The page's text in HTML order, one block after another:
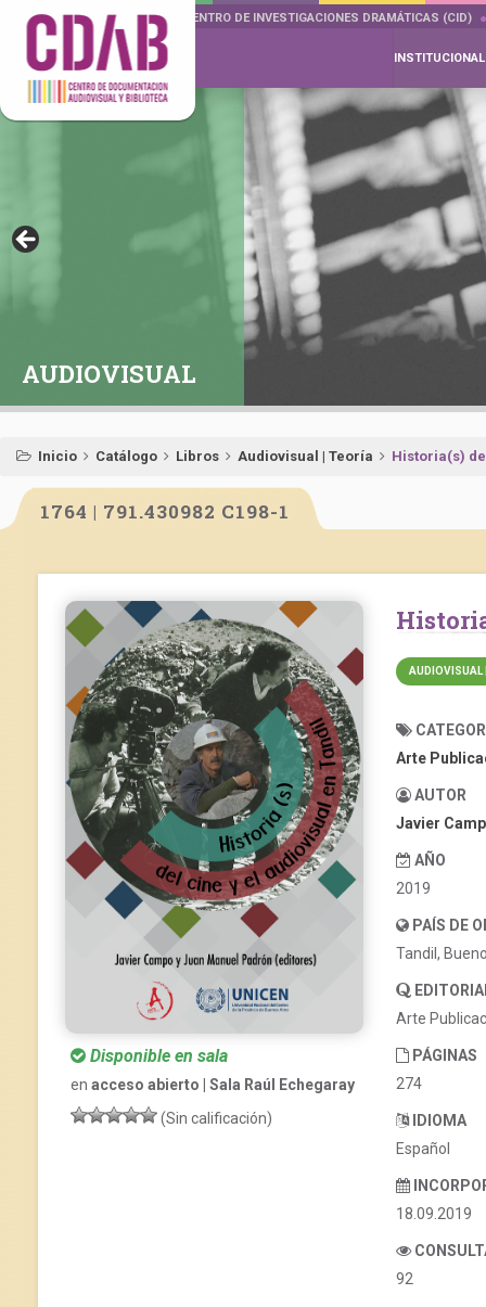
DOCUMENTA DRAMÁTICAS CENTRO DE INVESTIGACIONES DRAMÁTICAS (CID)
INSTITUCIONAL
AUDIOVISUAL
Inicio Catálogo Libros Audiovisual | Teoría Historia(s)
1764 | 791.430982 C198-1
Disponible en sala
en acceso abierto | Sala Raúl Echegaray
(Sin calificación)
AUDIOVISUAL
Arte
AUTOR
Javier
AÑO
2019
PAÍS DE
Tandil,
Arte
PÁGINAS
274
IDIOMA
Español
18.09.2019
92